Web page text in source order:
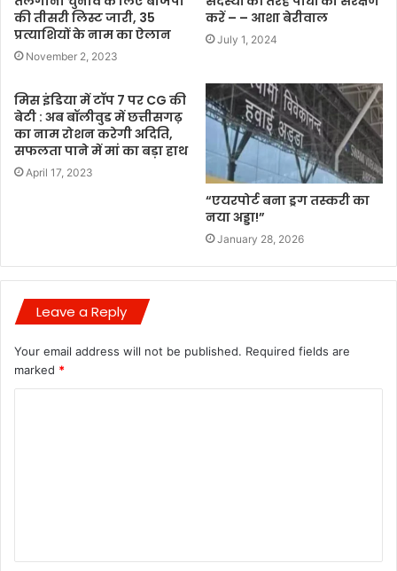
की तीसरी लिस्ट जारी, 35
प्रत्याशियों के नाम का ऐलान
November 2, 2023
करें – – आशा बेरीवाल
July 1, 2024
मिस इंडिया में टॉप 7 पर CG की
बेटी : अब बॉलीवुड में छत्तीसगढ़
का नाम रोशन करेगी अदिति,
सफलता पाने में मां का बड़ा हाथ
April 17, 2023
“एयरपोर्ट बना ड्रग तस्करी का
नया अड्डा!”
January 28, 2026
Leave a Reply
Your email address will not be published. Required fields are
marked *
t